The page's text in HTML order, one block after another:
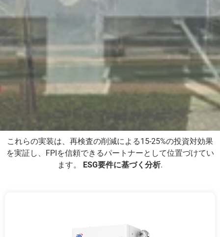
これらの実装は、再検査の削減による15-25%の投資対効果
を実証し、FPIを信頼できるパートナーとして位置づけてい
ます。 ESG要件に基づく分析.